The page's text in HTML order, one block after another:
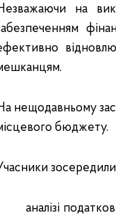
на
нещодавньому
бюджету.
аналізі